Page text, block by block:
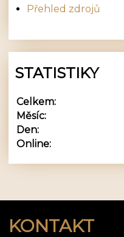
Přehled zdrojů
STATISTIKY
Online:
Celkem:
Měsíc:
Den:
KONTAKT